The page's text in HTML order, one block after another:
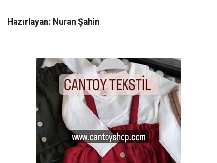
Hazırlayan: Nuran Şahin